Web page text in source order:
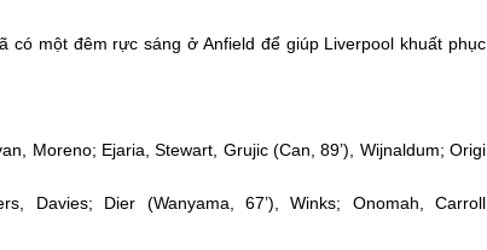
có một đêm rực sáng ở Anfield để giúp Liverpool khuất phục
Moreno; Ejaria, Stewart, Grujic (Can, 89’), Wijnaldum; Origi
Davies; Dier (Wanyama, 67’), Winks; Onomah, Carroll